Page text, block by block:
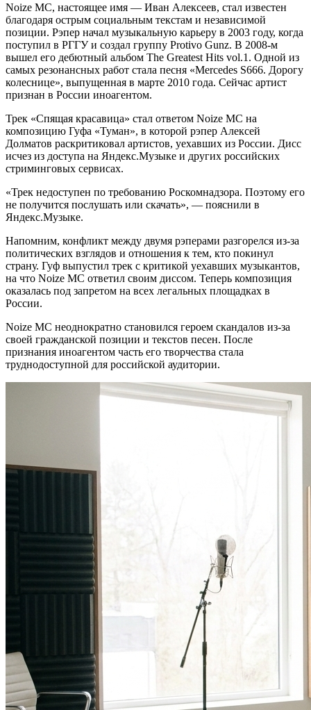
Noize MC, настоящее имя — Иван Алексеев, стал известен
благодаря острым социальным текстам и независимой
позиции. Рэпер начал музыкальную карьеру в 2003 году, когда
поступил в РГГУ и создал группу Protivo Gunz. В 2008-м
вышел его дебютный альбом The Greatest Hits vol.1. Одной из
самых резонансных работ стала песня «Mercedes S666. Дорогу
колеснице», выпущенная в марте 2010 года. Сейчас артист
признан в России иноагентом.
Трек «Спящая красавица» стал ответом Noize MC на
композицию Гуфа «Туман», в которой рэпер Алексей
Долматов раскритиковал артистов, уехавших из России. Дисс
исчез из доступа на Яндекс.Музыке и других российских
стриминговых сервисах.
«Трек недоступен по требованию Роскомнадзора. Поэтому его
не получится послушать или скачать», — пояснили в
Яндекс.Музыке.
Напомним, конфликт между двумя рэперами разгорелся из-за
политических взглядов и отношения к тем, кто покинул
страну. Гуф выпустил трек с критикой уехавших музыкантов,
на что Noize MC ответил своим диссом. Теперь композиция
оказалась под запретом на всех легальных площадках в
России.
Noize MC неоднократно становился героем скандалов из-за
своей гражданской позиции и текстов песен. После
признания иноагентом часть его творчества стала
труднодоступной для российской аудитории.